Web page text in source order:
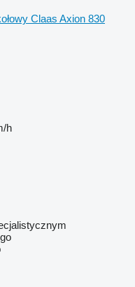
Claas Axion 830
h